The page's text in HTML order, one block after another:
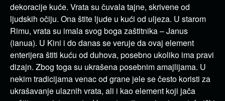
dekoracije kuće. Vrata su čuvala tajne, skrivene od
ljudskih očiju. Ona štite ljude u kući od uljeza. U starom
Rimu, vrata su imala svog boga zaštitnika – Janus
(ianua). U Kini i do danas se veruje da ovaj element
enterijera štiti kuću od duhova, posebno ukoliko ima pravi
dizajn. Zbog toga su ukrašena posebnim amajlijama. U
nekim tradicijama venac od grane jele se često koristi za
ukrašavanje ulaznih vrata, ali i kao element koji jača